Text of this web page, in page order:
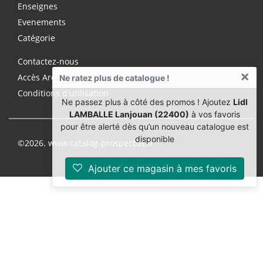
Ne ratez plus de catalogue ! ×
Ne passez plus à côté des promos ! Ajoutez Lidl
LAMBALLE Lanjouan (22400) à vos favoris
pour être alerté dès qu’un nouveau catalogue est
disponible
Ajouter ce magasin à mes favoris
Enseignes
Evenements
Catégorie
Contactez-nous
Accès Archives Premium
Conditions d'utilisation
©2026. www.catalog-prospectus.fr